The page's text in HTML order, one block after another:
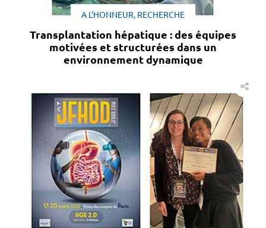
A L'HONNEUR, RECHERCHE
Transplantation hépatique : des équipes
motivées et structurées dans un
environnement dynamique